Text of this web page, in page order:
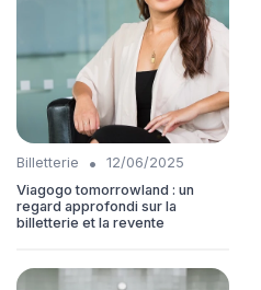
Billetterie •
12/06/2025
Viagogo tomorrowland : un
regard approfondi sur la
billetterie et la revente